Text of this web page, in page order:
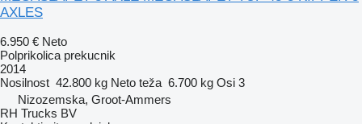
AXLES
6.950 € Neto
Polprikolica prekucnik
2014
Nosilnost 42.800 kg Neto teža 6.700 kg Osi 3
Nizozemska, Groot-Ammers
RH Trucks BV